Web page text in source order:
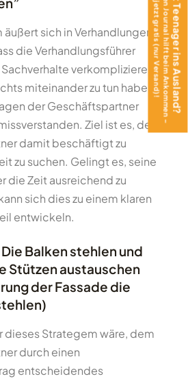
sich in Verhandlungen
die Verhandlungsführer
verkomplizieren
miteinander zu tun haben,
der Geschäftspartner
Ziel ist es, den
damit beschäftigt zu
zu suchen. Gelingt es, seine
die Zeit ausreichend zu
sich dies zu einem klaren
entwickeln.
Balken stehlen und
Stützen austauschen
der Fassade die
dieses Strategem wäre, dem
durch einen
entscheidendes
Mit Teenager ins Ausland?
Das Teen Journal hilft beim Ankommen –
jetzt gratis (nur Versand)!